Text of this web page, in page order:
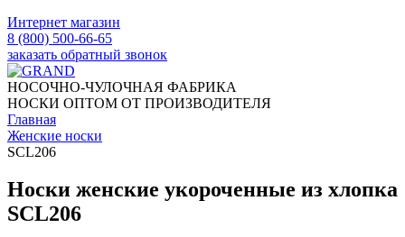
Интернет магазин
8 (800) 500-66-65
заказать обратный звонок
НОСОЧНО-ЧУЛОЧНАЯ ФАБРИКА
НОСКИ ОПТОМ ОТ ПРОИЗВОДИТЕЛЯ
Главная
Женские носки
SCL206
Носки женские укороченные из хлопка
SCL206